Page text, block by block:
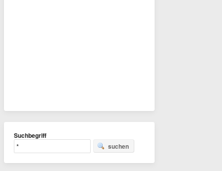
Suchbegriff
suchen